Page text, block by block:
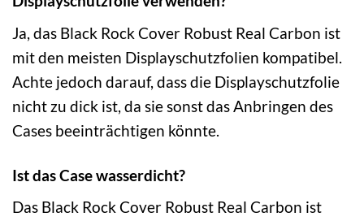
Ja, das Black Rock Cover Robust Real Carbon ist
mit den meisten Displayschutzfolien kompatibel.
Achte jedoch darauf, dass die Displayschutzfolie
nicht zu dick ist, da sie sonst das Anbringen des
Cases beeinträchtigen könnte.
Ist das Case wasserdicht?
Das Black Rock Cover Robust Real Carbon ist